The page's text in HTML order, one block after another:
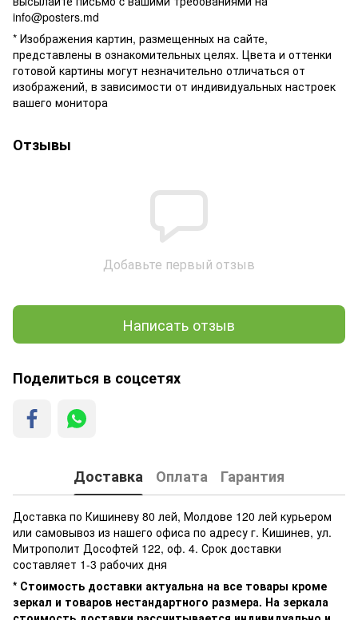
info@posters.md
* Изображения картин, размещенных на сайте,
представлены в ознакомительных целях. Цвета и оттенки
готовой картины могут незначительно отличаться от
изображений, в зависимости от индивидуальных настроек
вашего монитора
Отзывы
Добавьте первый отзыв
Написать отзыв
Поделиться в соцсетях
Доставка Оплата Гарантия
Доставка по Кишиневу 80 лей, Молдове 120 лей курьером
или самовывоз из нашего офиса по адресу г. Кишинев, ул.
Митрополит Дософтей 122, оф. 4. Срок доставки
составляет 1-3 рабочих дня
* Стоимость доставки актуальна на все товары кроме
зеркал и товаров нестандартного размера. На зеркала